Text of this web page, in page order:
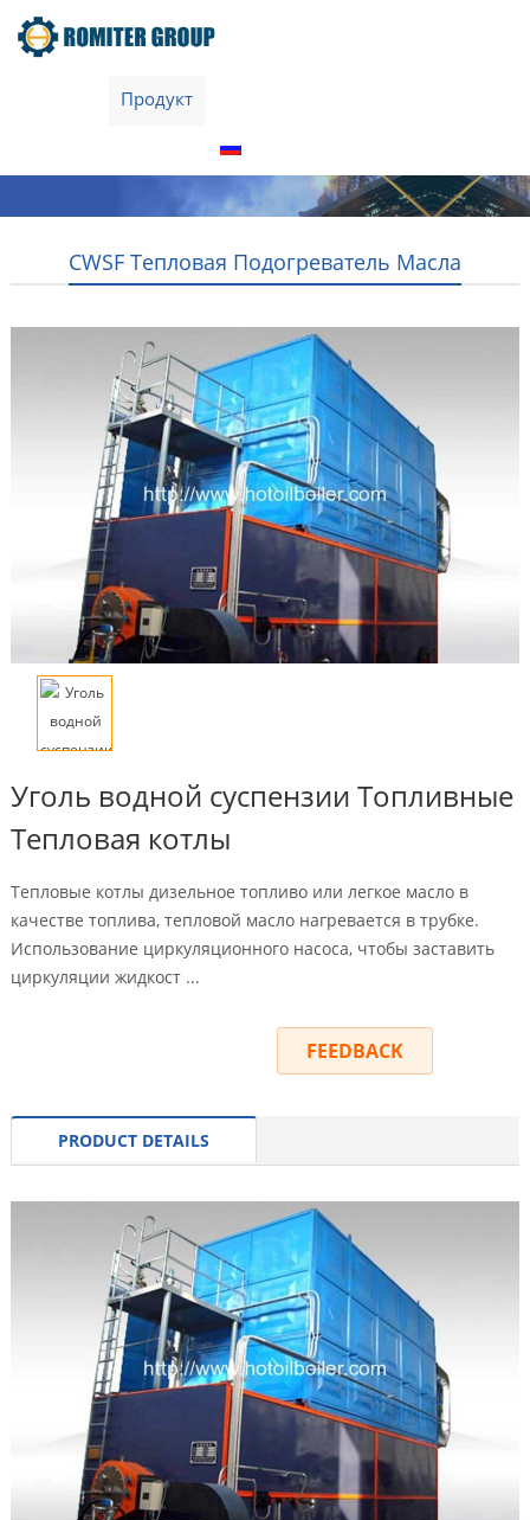
Продукт
CWSF Тепловая Подогреватель Масла
Уголь водной суспензии Топливные
Тепловая котлы
Тепловые котлы дизельное топливо или легкое масло в
качестве топлива, тепловой масло нагревается в трубке.
Использование циркуляционного насоса, чтобы заставить
циркуляции жидкост ...
FEEDBACK
PRODUCT DETAILS